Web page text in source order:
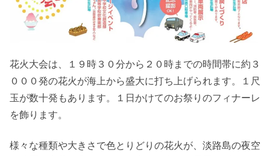
花火大会は、１９時３０分から２０時までの時間帯に約３
０００発の花火が海上から盛大に打ち上げられます。１尺
玉が数十発もあります。１日かけてのお祭りのフィナーレ
を飾ります。
様々な種類や大きさで色とりどりの花火が、淡路島の夜空